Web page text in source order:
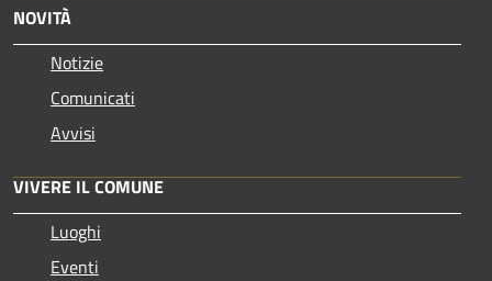
NOVITÀ
Notizie
Comunicati
Avvisi
VIVERE IL COMUNE
Luoghi
Eventi